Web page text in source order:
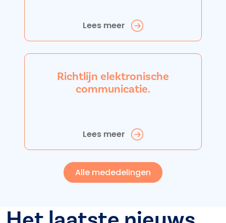
Lees meer
Richtlijn elektronische
communicatie.
Lees meer
Alle mededelingen